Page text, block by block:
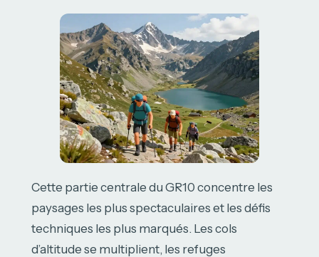
Cette partie centrale du GR10 concentre les
paysages les plus spectaculaires et les défis
techniques les plus marqués. Les cols
d’altitude se multiplient, les refuges